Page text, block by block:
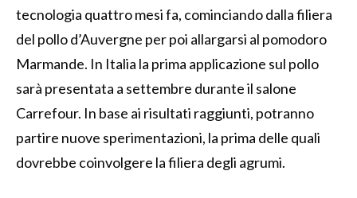
tecnologia quattro mesi fa, cominciando dalla filiera
del pollo d’Auvergne per poi allargarsi al pomodoro
Marmande. In Italia la prima applicazione sul pollo
sarà presentata a settembre durante il salone
Carrefour. In base ai risultati raggiunti, potranno
partire nuove sperimentazioni, la prima delle quali
dovrebbe coinvolgere la filiera degli agrumi.